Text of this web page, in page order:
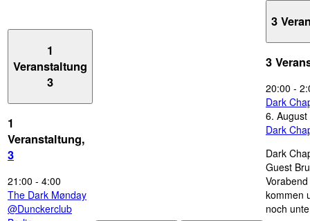
1
Veranstaltung
3
1
Veranstaltung,
3
21:00 - 4:00
The Dark Mønday
@Dunckerclub
3
3
20:00 -
Dark
6.
Dark
Dark
Guest
kommen
noch